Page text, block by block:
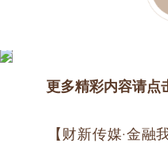
更多精彩内容请点
【财新传媒·金融我